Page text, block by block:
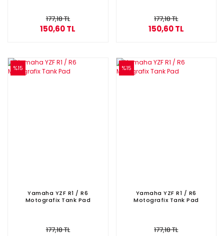
177,18 TL
150,60 TL
177,18 TL
150,60 TL
%15
Yamaha YZF R1 / R6
Motografix Tank Pad
177,18 TL
%15
Yamaha YZF R1 / R6
Motografix Tank Pad
177,18 TL